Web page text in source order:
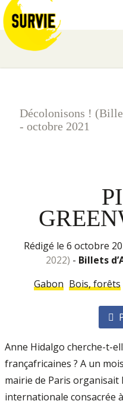
Décolonisons !
- octobre 2021
rédigé le 6 octobre
2022) - Billets
Gabon Bois, forêts
Anne Hidalgo cherche-t-
françafricaines ? A un
mairie de Paris
internationale consacrée